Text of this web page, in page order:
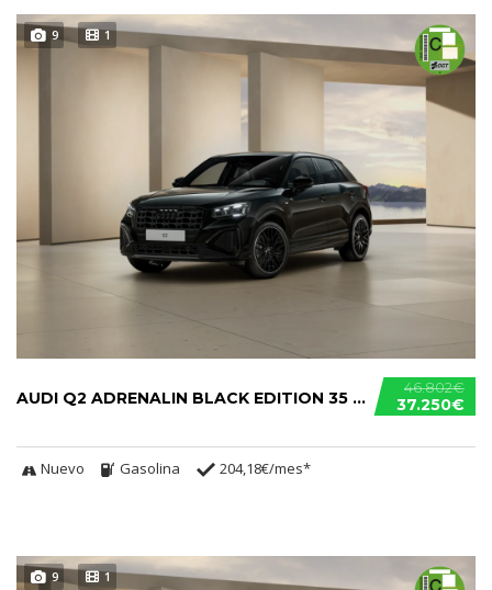
9 1
46.802€
37.250€
AUDI Q2 ADRENALIN BLACK EDITION 35 TFSI
Nuevo Gasolina 204,18€/mes*
9 1